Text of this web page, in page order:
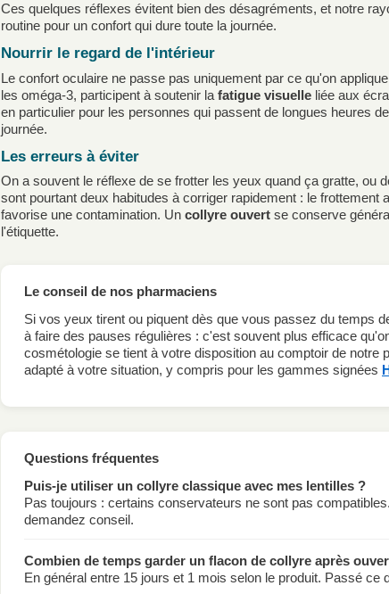
Ces quelques réflexes évitent bien des désagréments, et notre
routine pour un confort qui dure toute la journée.
Nourrir le regard de l'intérieur
Le confort oculaire ne passe pas uniquement par ce qu'on
les oméga-3, participent à soutenir la fatigue visuelle liée aux
en particulier pour les personnes qui passent de longues heures
journée.
Les erreurs à éviter
On a souvent le réflexe de se frotter les yeux quand ça gratte, ou
sont pourtant deux habitudes à corriger rapidement : le
favorise une contamination. Un collyre ouvert se conserve
l'étiquette.
Le conseil de nos pharmaciens
Si vos yeux tirent ou piquent dès que vous passez du temps
à faire des pauses régulières : c'est souvent plus efficace
cosmétologie se tient à votre disposition au comptoir de
adapté à votre situation, y compris pour les gammes signées
Questions fréquentes
Puis-je utiliser un collyre classique avec mes lentilles ?
Pas toujours : certains conservateurs ne sont pas
demandez conseil.
Combien de temps garder un flacon de collyre après
En général entre 15 jours et 1 mois selon le produit. Passé ce